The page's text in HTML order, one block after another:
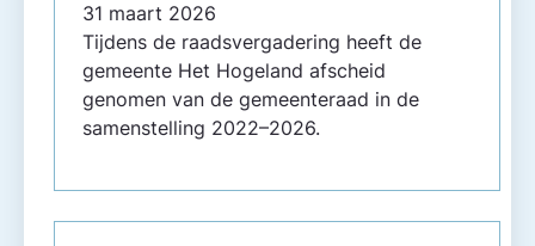
31 maart 2026
Tijdens de raadsvergadering heeft de
gemeente Het Hogeland afscheid
genomen van de gemeente­raad in de
samenstelling 2022–2026.